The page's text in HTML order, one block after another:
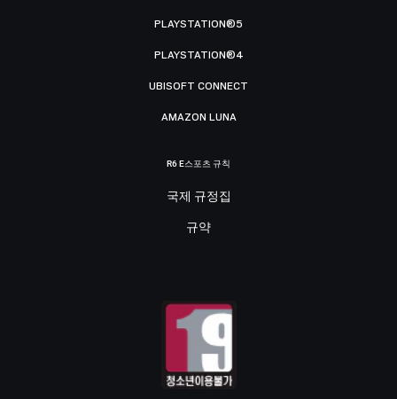
PLAYSTATION®5
PLAYSTATION®4
UBISOFT CONNECT
AMAZON LUNA
R6 E스포츠 규칙
국제 규정집
규약